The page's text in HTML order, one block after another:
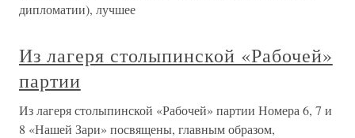
дипломатии), лучшее
Из лагеря столыпинской «Рабочей»
партии
Из лагеря столыпинской «Рабочей» партии Номера 6, 7 и
8 «Нашей Зари» посвящены, главным образом,